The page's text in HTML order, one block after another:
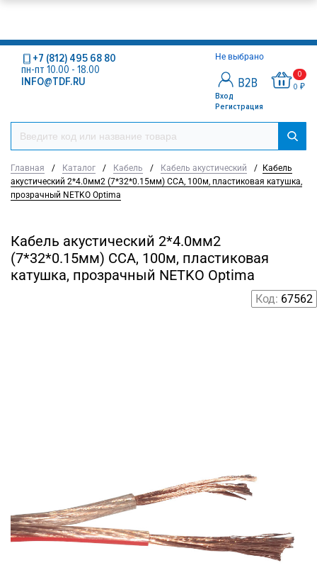
Не выбрано
Вход
Регистрация
0
0 ₽
+7 (812) 495 68 80
пн-пт 10.00 - 18.00
INFO@TDF.RU
Главная / Каталог / Кабель / Кабель акустический /
Кабель
акустический 2*4.0мм2 (7*32*0.15мм) CCA, 100м, пластиковая катушка,
прозрачный NETKO Optima
Кабель акустический 2*4.0мм2
(7*32*0.15мм) CCA, 100м, пластиковая
катушка, прозрачный NETKO Optima
Код: 67562